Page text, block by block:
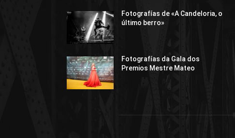
Fotografías de «A Candeloria, o
último berro»
Fotografías da Gala dos
Premios Mestre Mateo